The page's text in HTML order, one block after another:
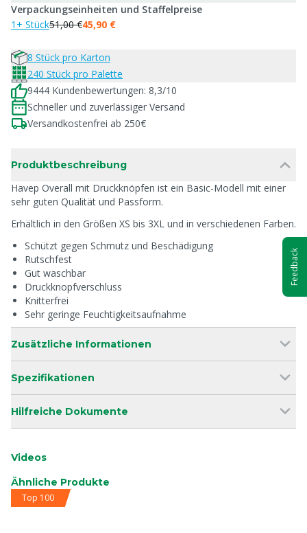
Verpackungseinheiten und Staffelpreise
1+ Stück51,00 €45,90 €
8 Stück pro Karton
240 Stück pro Palette
9444 Kundenbewertungen: 8,3/10
Schneller und zuverlässiger Versand
Versandkostenfrei ab 250€
Produktbeschreibung
Havep Overall mit Druckknöpfen ist ein Basic-Modell mit einer
sehr guten Qualität und Passform.
Erhältlich in den Größen XS bis 3XL und in verschiedenen Farben.
Schützt gegen Schmutz und Beschädigung
Rutschfest
Gut waschbar
Druckknopfverschluss
Knitterfrei
Sehr geringe Feuchtigkeitsaufnahme
Zusätzliche Informationen
Spezifikationen
Hilfreiche Dokumente
Videos
Ähnliche Produkte
Top 100
Feedback